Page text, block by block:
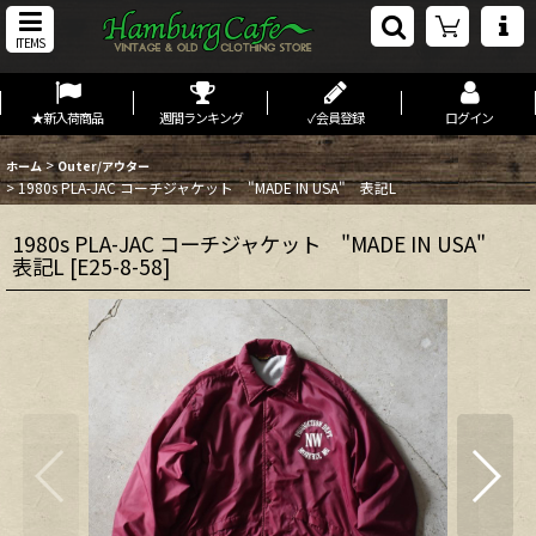
ITEMS
★新入荷商品 週間ランキング ✓会員登録 ログイン
ホーム > Outer/アウター
>1980s PLA-JAC コーチジャケット "MADE IN USA" 表記L
1980s PLA-JAC コーチジャケット "MADE IN USA"
表記L [E25-8-58]